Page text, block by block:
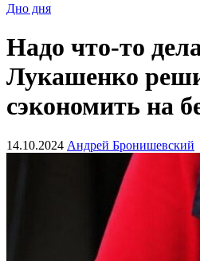
Дно дня
Надо что-то
Лукашенко
сэкономить на
14.10.2024 Андрей Бронишевский